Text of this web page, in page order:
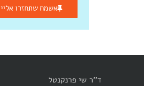
אשמח שתחזרו אליי
ד''ר שי פרנקנטל